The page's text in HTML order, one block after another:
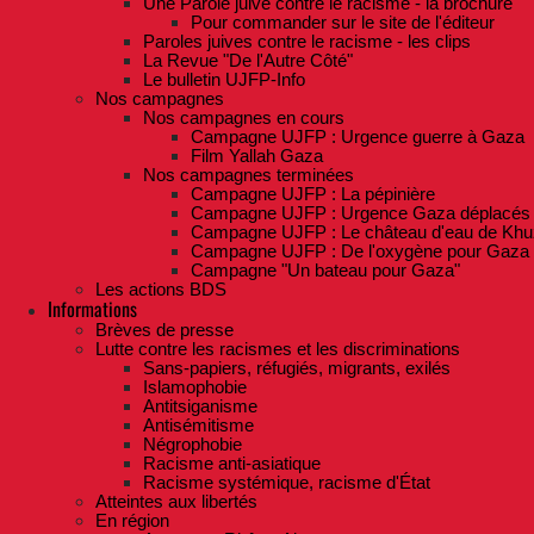
Pour commander sur le site de l'éditeur
Paroles juives contre le racisme - les clips
La Revue "De l'Autre Côté"
Le bulletin UJFP-Info
Nos campagnes
Nos campagnes en cours
Campagne UJFP : Urgence guerre à Gaza
Film Yallah Gaza
Nos campagnes terminées
Campagne UJFP : La pépinière
Campagne UJFP : Urgence Gaza déplacés
Campagne UJFP : Le château d'eau de
Campagne UJFP : De l'oxygène pour Gaza
Campagne "Un bateau pour Gaza"
Les actions BDS
Informations
Brèves de presse
Lutte contre les racismes et les discriminations
Sans-papiers, réfugiés, migrants, exilés
Islamophobie
Antitsiganisme
Antisémitisme
Négrophobie
Racisme anti-asiatique
Racisme systémique, racisme d'État
Atteintes aux libertés
En région